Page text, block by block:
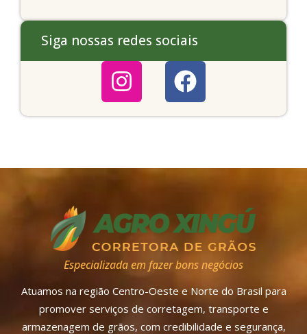
Siga nossas redes sociais
Especializada em fazer bons negócios
Atuamos na região Centro-Oeste e Norte do Brasil para
promover serviços de corretagem, transporte e
armazenagem de grãos, com credibilidade e segurança,